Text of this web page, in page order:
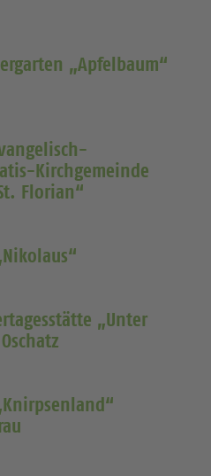
„Apfelbaum“
Kirchgemeinde
Florian“
„Unter